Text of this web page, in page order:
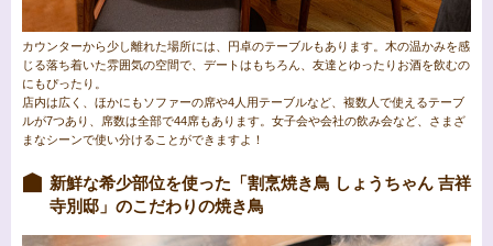
カウンターから少し離れた場所には、円卓のテーブルもあります。木の温かみを感
じる落ち着いた雰囲気の空間で、デートはもちろん、友達とゆったりお酒を飲むの
にもぴったり。
店内は広く、ほかにもソファーの席や4人用テーブルなど、複数人で使えるテーブ
ルが7つあり、席数は全部で44席もあります。女子会や会社の飲み会など、さまざ
まなシーンで使い分けることができますよ！
新鮮な希少部位を使った「割烹焼き鳥 しょうちゃん 吉祥
寺別邸」のこだわりの焼き鳥